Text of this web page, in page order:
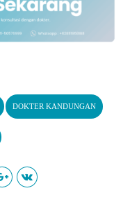
DOKTER KANDUNGAN